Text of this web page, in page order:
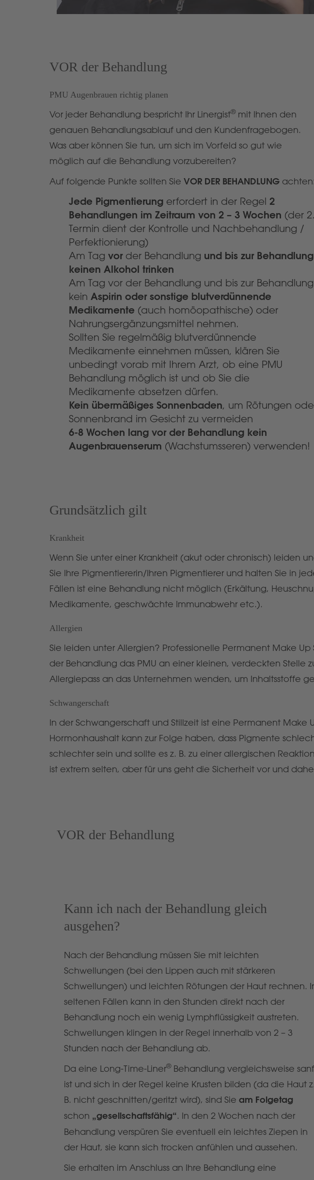
VOR der Behandlung
PMU Augenbrauen richtig planen
Vor jeder Behandlung bespricht Ihr Linergist®mit Ihnen den
genauen Behandlungsablauf und den Kundenfragebogen.
Was aber können Sie tun, um sich im Vorfeld so gut wie
möglich auf die Behandlung vorzubereiten?
Auf folgende Punkte sollten Sie VOR DER BEHANDLUNG achten:
Jede Pigmentierung erfordert in der Regel 2
Behandlungen im Zeitraum von 2 – 3 Wochen (der 2.
Termin dient der Kontrolle und Nachbehandlung /
Perfektionierung)
Am Tag vorder Behandlung und bis zur Behandlung
keinen Alkohol trinken
Am Tag vor der Behandlung und bis zur Behandlung
kein Aspirin oder sonstige blutverdünnende
Medikamente (auch homöopathische) oder
Nahrungsergänzungsmittel nehmen.
Sollten Sie regelmäßig blutverdünnende
Medikamente einnehmen müssen, klären Sie
unbedingt vorab mit Ihrem Arzt, ob eine PMU
Behandlung möglich ist und ob Sie die
Medikamente absetzen dürfen.
Kein übermäßiges Sonnenbaden, um Rötungen
Sonnenbrand im Gesicht zu vermeiden
6-8 Wochen lang vor der Behandlung kein
Augenbrauenserum (Wachstumsseren) verwenden!
Grundsätzlich gilt
Krankheit
Wenn Sie unter einer Krankheit (akut oder chronisch) leiden
Sie Ihre Pigmentiererin/Ihren Pigmentierer und halten Sie in
Fällen ist eine Behandlung nicht möglich (Erkältung,
Medikamente, geschwächte Immunabwehr etc.).
Allergien
Sie leiden unter Allergien? Professionelle Permanent Make
der Behandlung das PMU an einer kleinen, verdeckten Stelle
Allergiepass an das Unternehmen wenden, um Inhaltsstoffe
Schwangerschaft
In der Schwangerschaft und Stillzeit ist eine Permanent
Hormonhaushalt kann zur Folge haben, dass Pigmente
schlechter sein und sollte es z. B. zu einer allergischen
ist extrem selten, aber für uns geht die Sicherheit vor und
VOR der Behandlung
Kann ich nach der Behandlung gleich
ausgehen?
Nach der Behandlung müssen Sie mit leichten
Schwellungen (bei den Lippen auch mit stärkeren
Schwellungen) und leichten Rötungen der Haut rechnen.
seltenen Fällen kann in den Stunden direkt nach der
Behandlung noch ein wenig Lymphflüssigkeit austreten.
Schwellungen klingen in der Regel innerhalb von 2 – 3
Stunden nach der Behandlung ab.
Da eine Long-Time-Liner®Behandlung vergleichsweise
ist und sich in der Regel keine Krusten bilden (da die Haut z.
B. nicht geschnitten/geritzt wird), sind Sie am Folgetag
schon „gesellschaftsfähig“. In den 2 Wochen nach der
Behandlung verspüren Sie eventuell ein leichtes Ziepen in
der Haut, sie kann sich trocken anfühlen und aussehen.
Sie erhalten im Anschluss an Ihre Behandlung eine